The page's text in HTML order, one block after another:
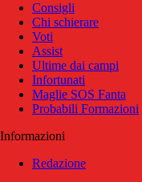
Consigli
Chi schierare
Voti
Assist
Ultime dai campi
Infortunati
Maglie SOS Fanta
Probabili Formazioni
Informazioni
Redazione